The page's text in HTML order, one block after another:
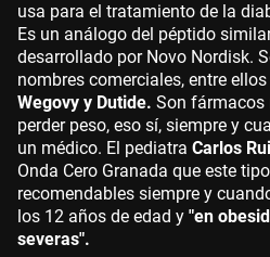
usa para el tratamiento de la
Es un análogo del péptido
desarrollado por Novo Nordisk.
nombres comerciales, entre ellos
Wegovy y Dutide.​​​​ Son fármacos
perder peso, eso sí, siempre y
un médico. El pediatra Carlos
Onda Cero Granada que este
recomendables siempre y
los 12 años de edad y "en
severas".